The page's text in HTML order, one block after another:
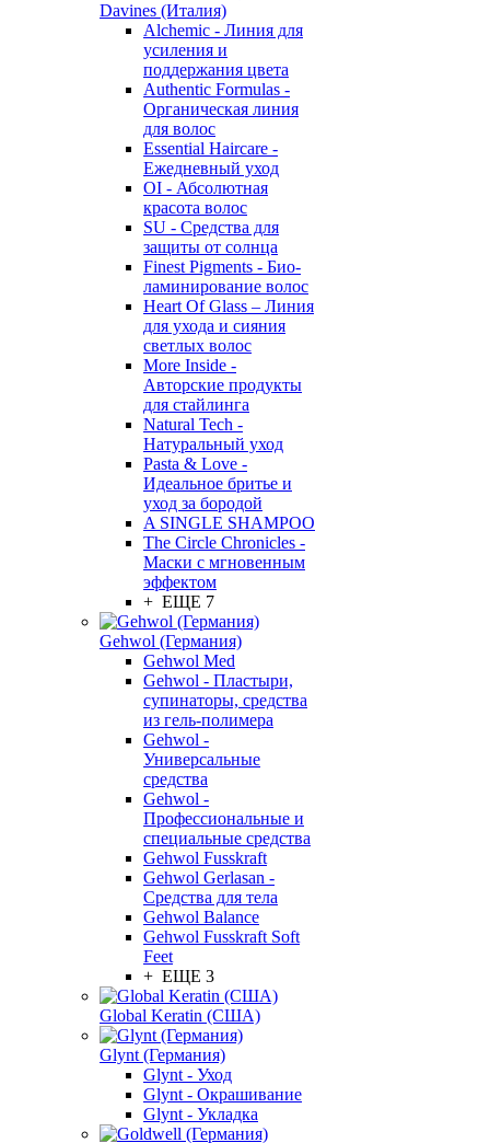
Davines (Италия)
Alchemic - Линия для
усиления и
поддержания цвета
Authentic Formulas -
Органическая линия
для волос
Essential Haircare -
Eжедневный уход
OI - Абсолютная
красота волос
SU - Средства для
защиты от солнца
Finest Pigments - Био-
ламинирование волос
Heart Of Glass – Линия
для ухода и сияния
светлых волос
More Inside -
Авторские продукты
для стайлинга
Natural Tech -
Натуральный уход
Pasta & Love -
Идеальное бритье и
уход за бородой
A SINGLE SHAMPOO
The Circle Chronicles -
Маски с мгновенным
эффектом
+ ЕЩЕ 7
Gehwol (Германия)
Gehwol Med
Gehwol - Пластыри,
супинаторы, средства
из гель-полимера
Gehwol -
Универсальные
средства
Gehwol -
Профессиональные и
специальные средства
Gehwol Fusskraft
Gehwol Gerlasan -
Средства для тела
Gehwol Balance
Gehwol Fusskraft Soft
Feet
+ ЕЩЕ 3
Global Keratin (США)
Glynt (Германия)
Glynt - Уход
Glynt - Окрашивание
Glynt - Укладка